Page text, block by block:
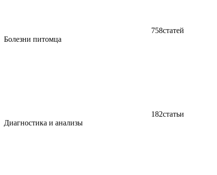
758статей
Болезни питомца
182статьи
Диагностика и анализы